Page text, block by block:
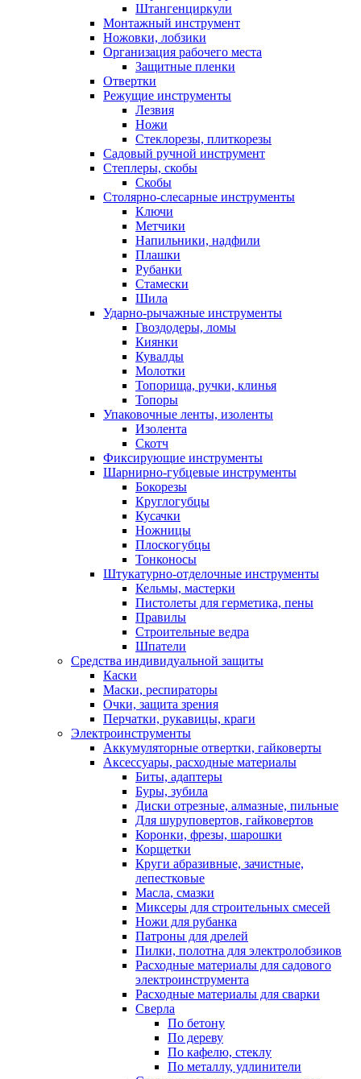
Штангенциркули
Монтажный инструмент
Ножовки, лобзики
Организация рабочего места
Защитные пленки
Отвертки
Режущие инструменты
Лезвия
Ножи
Стеклорезы, плиткорезы
Садовый ручной инструмент
Степлеры, скобы
Скобы
Столярно-слесарные инструменты
Ключи
Метчики
Напильники, надфили
Плашки
Рубанки
Стамески
Шила
Ударно-рычажные инструменты
Гвоздодеры, ломы
Киянки
Кувалды
Молотки
Топорища, ручки, клинья
Топоры
Упаковочные ленты, изоленты
Изолента
Скотч
Фиксирующие инструменты
Шарнирно-губцевые инструменты
Бокорезы
Круглогубцы
Кусачки
Ножницы
Плоскогубцы
Тонконосы
Штукатурно-отделочные инструменты
Кельмы, мастерки
Пистолеты для герметика, пены
Правилы
Строительные ведра
Шпатели
Средства индивидуальной защиты
Каски
Маски, респираторы
Очки, защита зрения
Перчатки, рукавицы, краги
Электроинструменты
Аккумуляторные отвертки, гайковерты
Аксессуары, расходные материалы
Биты, адаптеры
Буры, зубила
Диски отрезные, алмазные, пильные
Для шуруповертов, гайковертов
Коронки, фрезы, шарошки
Корщетки
Круги абразивные, зачистные,
лепестковые
Масла, смазки
Миксеры для строительных смесей
Ножи для рубанка
Патроны для дрелей
Пилки, полотна для электролобзиков
Расходные материалы для садового
электроинструмента
Расходные материалы для сварки
Сверла
По бетону
По дереву
По кафелю, стеклу
По металлу, удлинители